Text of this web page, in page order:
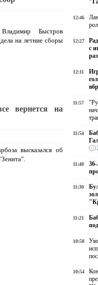
Быстров
на летние сборы
вернется на
высказался об
12:46
12:27
с
12:11
11:57
11:54
11:40
11:30
11:21
10:58
10:54